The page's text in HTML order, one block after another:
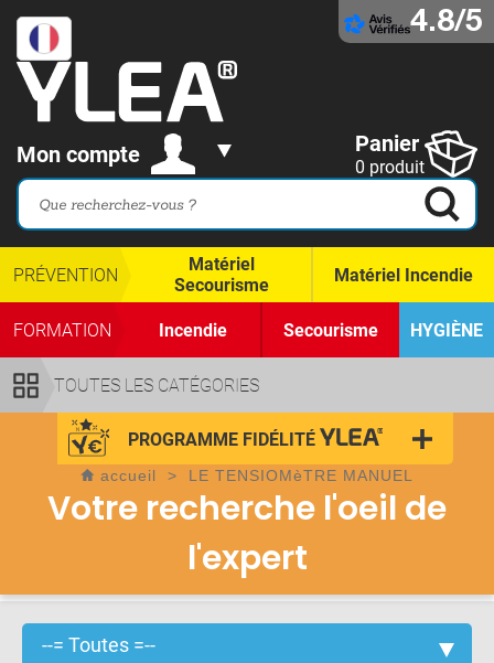
4.8/5
Mon compte Panier
0 produit
TOUTES LES CATÉGORIES
PRÉVENTION
Matériel
Secourisme
Matériel Incendie
FORMATION Incendie Secourisme HYGIÈNE
PROGRAMME FIDÉLITÉ
accueil > LE TENSIOMèTRE MANUEL
Votre recherche l'oeil de
l'expert